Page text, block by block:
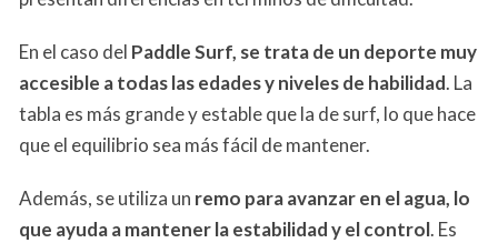
En el caso del Paddle Surf, se trata de un deporte muy
accesible a todas las edades y niveles de habilidad. La
tabla es más grande y estable que la de surf, lo que hace
que el equilibrio sea más fácil de mantener.
Además, se utiliza un remo para avanzar en el agua, lo
que ayuda a mantener la estabilidad y el control. Es